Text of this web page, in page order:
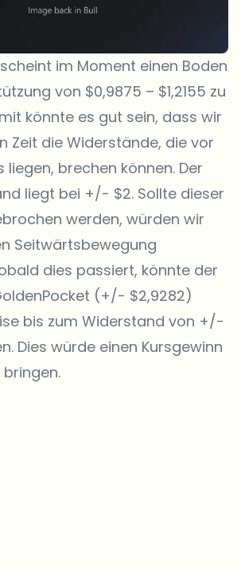
scheint im Moment einen Boden
von $0,9875 – $1,2155 zu
könnte es gut sein, dass wir
Zeit die Widerstände, die vor
liegen, brechen können. Der
liegt bei +/- $2. Sollte dieser
werden, würden wir
Seitwärtsbewegung
dies passiert, könnte der
(+/- $2,9282)
bis zum Widerstand von +/-
Dies würde einen Kursgewinn
bringen.